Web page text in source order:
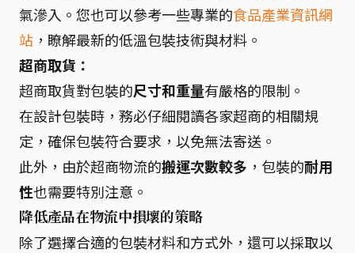
氣滲入。您也可以參考一些專業的食品產業資訊網
站 ，瞭解最新的低溫包裝技術與材料。
超商取貨：
超商取貨對包裝的尺寸和重量有嚴格的限制。
在設計包裝時，務必仔細閱讀各家超商的相關規
定，確保包裝符合要求，以免無法寄送。
此外，由於超商物流的搬運次數較多 ，包裝的耐用
性也需要特別注意。
降低產品在物流中損壞的策略
除了選擇合適的包裝材料和方式外，還可以採取以